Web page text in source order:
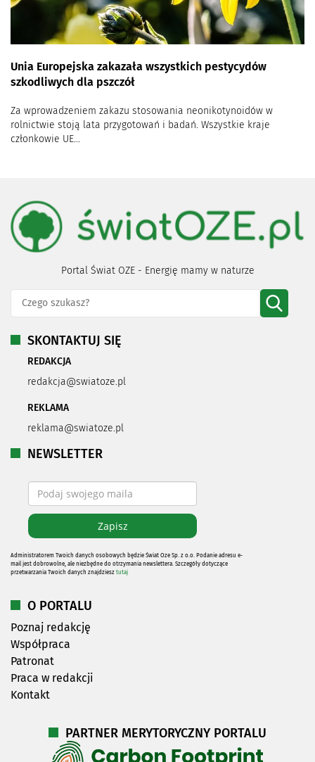
Unia Europejska zakazała wszystkich pestycydów
szkodliwych dla pszczół
Za wprowadzeniem zakazu stosowania neonikotynoidów w
rolnictwie stoją lata przygotowań i badań. Wszystkie kraje
członkowie UE...
Portal Świat OZE - Energię mamy w naturze
SKONTAKTUJ SIĘ
REDAKCJA
redakcja@swiatoze.pl
REKLAMA
reklama@swiatoze.pl
NEWSLETTER
Administratorem Twoich danych osobowych będzie Świat Oze Sp. z o.o. Podanie adresu e-
mail jest dobrowolne, ale niezbędne do otrzymania newslettera. Szczegóły dotyczące
przetwarzania Twoich danych znajdziesz tutaj
O PORTALU
Poznaj redakcję
Współpraca
Patronat
Praca w redakcji
Kontakt
PARTNER MERYTORYCZNY PORTALU